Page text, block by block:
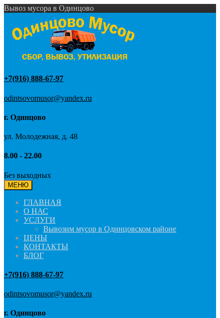
Вывоз мусора в Одинцово
+7(916) 888-67-97
odintsovomusor@yandex.ru
г. Одинцово
ул. Молодежная, д. 48
8.00 - 22.00
Без выходных
МЕНЮ
ГЛАВНАЯ
О НАС
УСЛУГИ
Вывозим мусор в Одинцовском районе
ЦЕНЫ
КОНТАКТЫ
БЛОГ
+7(916) 888-67-97
odintsovomusor@yandex.ru
г. Одинцово